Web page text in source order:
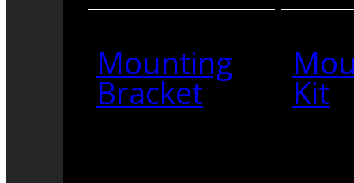
Mounting
Bracket Kit